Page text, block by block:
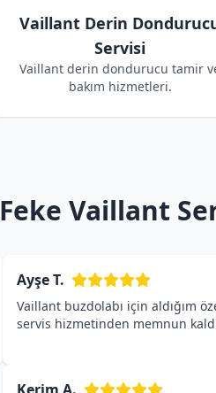
Vaillant Derin
Servisi
Vaillant derin dondurucu tamir
bakım hizmetleri.
Feke Vaillant
Ayşe T.
Vaillant buzdolabı için aldığım
servis hizmetinden memnun